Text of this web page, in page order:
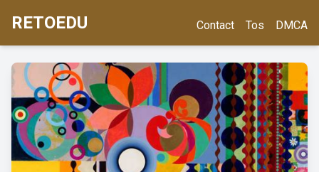
RETOEDU Contact Tos DMCA